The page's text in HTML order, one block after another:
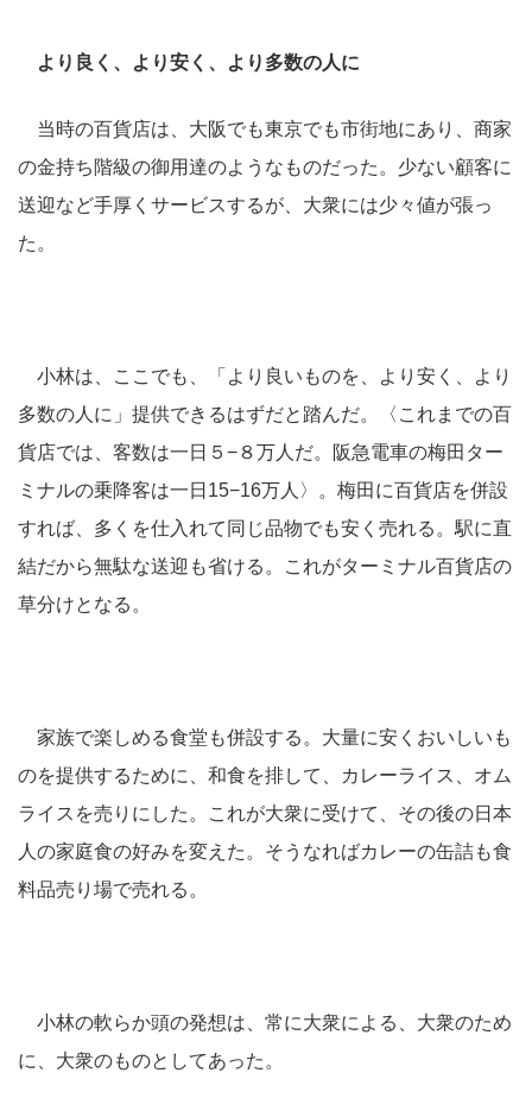
より良く、より安く、より多数の人に
当時の百貨店は、大阪でも東京でも市街地にあり、商家
の金持ち階級の御用達のようなものだった。少ない顧客に
送迎など手厚くサービスするが、大衆には少々値が張っ
た。
小林は、ここでも、「より良いものを、より安く、より
多数の人に」提供できるはずだと踏んだ。〈これまでの百
貨店では、客数は一日５−８万人だ。阪急電車の梅田ター
ミナルの乗降客は一日15−16万人〉。梅田に百貨店を併設
すれば、多くを仕入れて同じ品物でも安く売れる。駅に直
結だから無駄な送迎も省ける。これがターミナル百貨店の
草分けとなる。
家族で楽しめる食堂も併設する。大量に安くおいしいも
のを提供するために、和食を排して、カレーライス、オム
ライスを売りにした。これが大衆に受けて、その後の日本
人の家庭食の好みを変えた。そうなればカレーの缶詰も食
料品売り場で売れる。
小林の軟らか頭の発想は、常に大衆による、大衆のため
に、大衆のものとしてあった。